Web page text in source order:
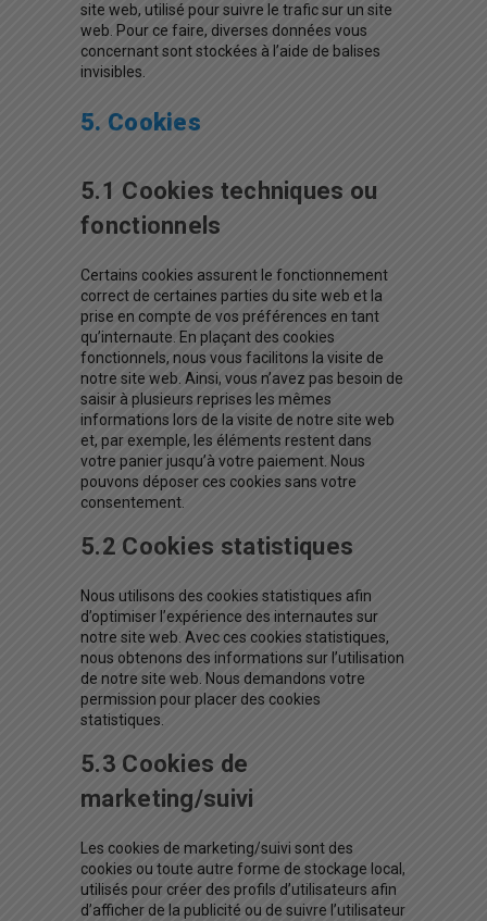
site web, utilisé pour suivre le trafic sur un site
web. Pour ce faire, diverses données vous
concernant sont stockées à l’aide de balises
invisibles.
5. Cookies
5.1 Cookies techniques ou
fonctionnels
Certains cookies assurent le fonctionnement
correct de certaines parties du site web et la
prise en compte de vos préférences en tant
qu’internaute. En plaçant des cookies
fonctionnels, nous vous facilitons la visite de
notre site web. Ainsi, vous n’avez pas besoin de
saisir à plusieurs reprises les mêmes
informations lors de la visite de notre site web
et, par exemple, les éléments restent dans
votre panier jusqu’à votre paiement. Nous
pouvons déposer ces cookies sans votre
consentement.
5.2 Cookies statistiques
Nous utilisons des cookies statistiques afin
d’optimiser l’expérience des internautes sur
notre site web. Avec ces cookies statistiques,
nous obtenons des informations sur l’utilisation
de notre site web. Nous demandons votre
permission pour placer des cookies
statistiques.
5.3 Cookies de
marketing/suivi
Les cookies de marketing/suivi sont des
cookies ou toute autre forme de stockage local,
utilisés pour créer des profils d’utilisateurs afin
d’afficher de la publicité ou de suivre l’utilisateur